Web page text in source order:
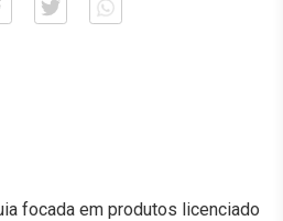
focada em produtos licenciado